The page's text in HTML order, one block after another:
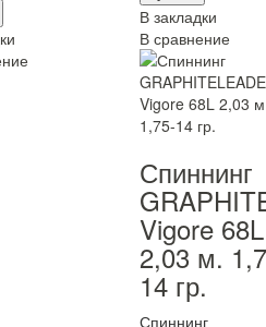
В закладки
В сравнение
Спиннинг
Vigore 68L
2,03 м.
14 гр.
Спиннинг